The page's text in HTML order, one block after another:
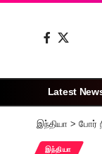
Latest
இந்தியா > போர்
இந்தியா